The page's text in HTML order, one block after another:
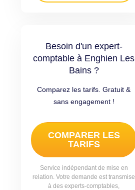
Besoin d'un expert-
comptable à Enghien Les
Bains ?
Comparez les tarifs. Gratuit &
sans engagement !
COMPARER LES
TARIFS
Service indépendant de mise en
relation. Votre demande est transmise
à des experts-comptables,